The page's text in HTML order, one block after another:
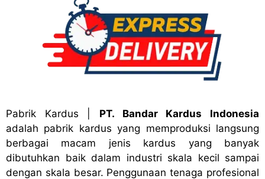
Pabrik Kardus
PT. Bandar Kardus Indonesia
adalah pabrik kardus yang memproduksi langsung
berbagai macam jenis kardus yang banyak
dibutuhkan baik dalam industri skala kecil sampai
dengan skala besar. Penggunaan tenaga profesional